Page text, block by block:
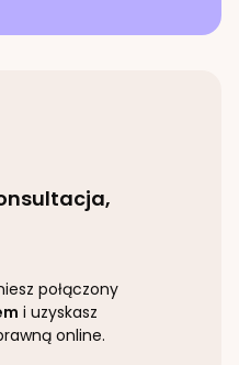
połączony
i uzyskasz
online.